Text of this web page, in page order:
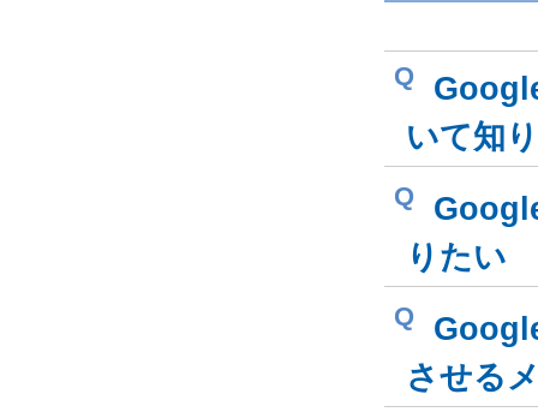
Q
いて知
Q
りたい
Q
させる